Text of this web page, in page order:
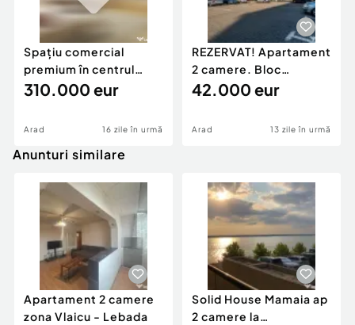
Spațiu comercial
premium în centrul
Aradului, Fosta Far...
310.000 eur
Arad 16 zile în urmă
REZERVAT! Apartament
2 camere. Bloc
reabilitat | Vlaicu-F...
42.000 eur
Arad 13 zile în urmă
Anunturi similare
Apartament 2 camere
zona Vlaicu - Lebada
Solid House Mamaia ap
2 camere la